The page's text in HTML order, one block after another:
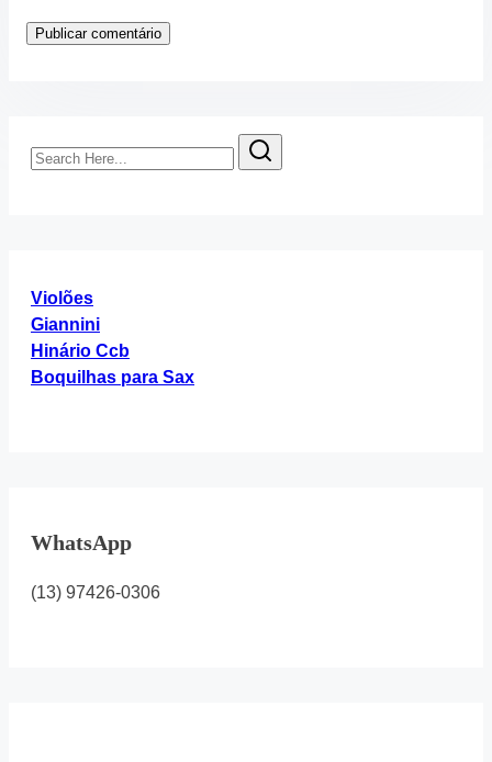
Search
Here...
Violões
Giannini
Hinário Ccb
Boquilhas para Sax
WhatsApp
(13) 97426-0306